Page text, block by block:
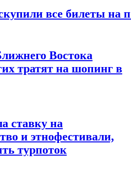
все билеты на
Востока
тратят на шопинг в
ставку на
и этнофестивали,
турпоток